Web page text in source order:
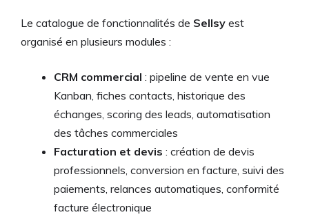
Le catalogue de fonctionnalités de Sellsy est
organisé en plusieurs modules :
CRM commercial : pipeline de vente en vue
Kanban, fiches contacts, historique des
échanges, scoring des leads, automatisation
des tâches commerciales
Facturation et devis : création de devis
professionnels, conversion en facture, suivi des
paiements, relances automatiques, conformité
facture électronique